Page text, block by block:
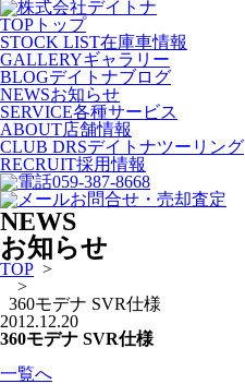
TOP トップ
STOCK LIST在庫車情報
GALLERYギャラリー
BLOGデイトナブログ
NEWSお知らせ
SERVICE各種サービス
ABOUT店舗情報
CLUB DRSデイトナツーリング
RECRUIT採用情報
059-387-8668
お問合せ・売却査定
NEWS
お知らせ
TOP >
>
360モデナ SVR仕様
2012.12.20
360モデナ SVR仕様
一覧へ